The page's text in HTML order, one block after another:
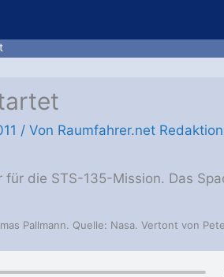
/ Von Raumfahrer.net Redaktion
die STS-135-Mission. Das
Pallmann. Quelle: Nasa. Vertont von